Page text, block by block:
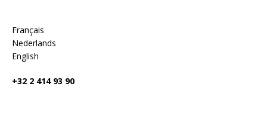
Français
Nederlands
English
+32 2 414 93 90